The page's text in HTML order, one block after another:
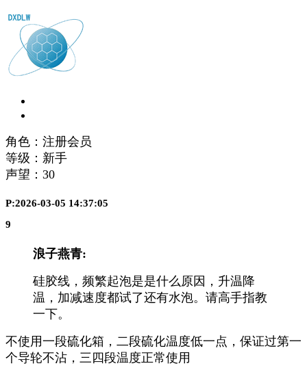
角色：注册会员
等级：新手
声望： 30
P:2026-03-05 14:37:05
9
浪子燕青:
硅胶线，频繁起泡是是什么原因，升温降
温，加减速度都试了还有水泡。请高手指教
一下。
不使用一段硫化箱，二段硫化温度低一点，保证过第一
个导轮不沾，三四段温度正常使用